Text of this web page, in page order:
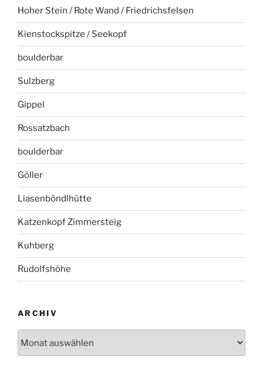
Hoher Stein / Rote Wand / Friedrichsfelsen
Kienstockspitze / Seekopf
boulderbar
Sulzberg
Gippel
Rossatzbach
boulderbar
Göller
Liasenböndlhütte
Katzenkopf Zimmersteig
Kuhberg
Rudolfshöhe
ARCHIV